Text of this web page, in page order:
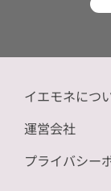
イエモネにつ
運営会社
プライバシー